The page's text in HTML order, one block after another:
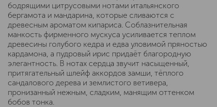
бодрящими цитрусовыми нотами итальянского
бергамота и мандарина, которые сливаются с
древесным ароматом кипариса. Соблазнительная
манкость фирменного мускуса усиливается теплом
древесины голубого кедра и едва уловимой пряностью
кардамона, а пудровый ирис придаёт благородную
элегантность. В нотах сердца звучит насыщенный,
притягательный шлейф аккордов замши, тёплого
сандалового дерева и землистого ветивера,
пронизанный нежным, сладким, манящим оттенком
бобов тонка.